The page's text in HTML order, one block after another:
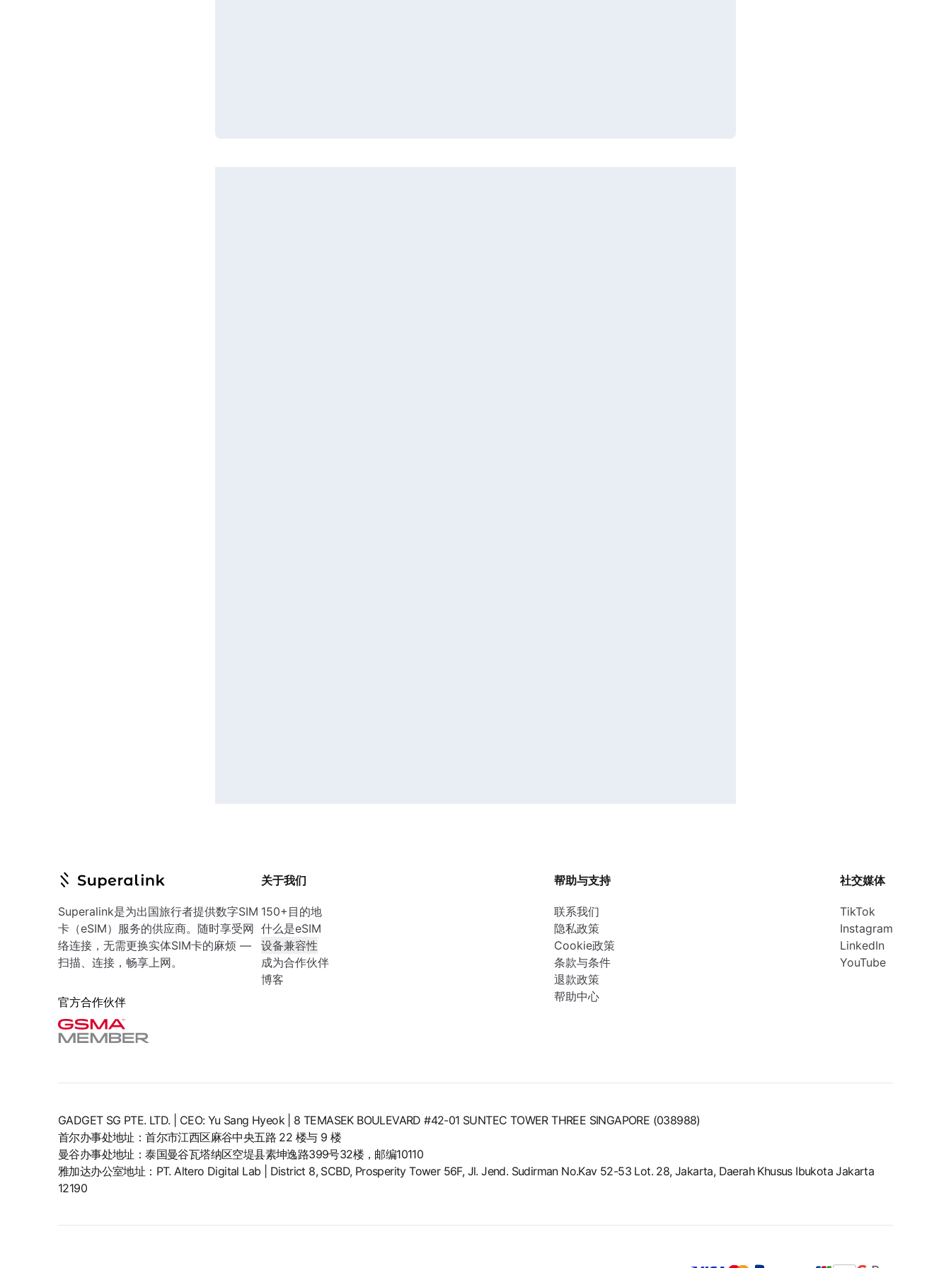
Superalink是为出国旅行者提供数字SIM
卡（eSIM）服务的供应商。随时享受网
络连接，无需更换实体SIM卡的麻烦 —
扫描、连接，畅享上网。
官方合作伙伴
关于我们
150+目的地
什么是eSIM
设备兼容性
成为合作伙伴
博客
帮助与支持
联系我们
隐私政策
Cookie政策
条款与条件
退款政策
帮助中心
社交媒体
TikTok
Instagram
LinkedIn
YouTube
GADGET SG PTE. LTD. | CEO: Yu Sang Hyeok | 8 TEMASEK BOULEVARD #42-01 SUNTEC TOWER THREE SINGAPORE (038988)
首尔办事处地址：首尔市江西区麻谷中央五路 22 楼与 9 楼
曼谷办事处地址：泰国曼谷瓦塔纳区空堤县素坤逸路399号32楼，邮编10110
雅加达办公室地址：PT. Altero Digital Lab | District 8, SCBD, Prosperity Tower 56F, Jl. Jend. Sudirman No.Kav 52-53 Lot. 28, Jakarta, Daerah Khusus Ibukota Jakarta
12190